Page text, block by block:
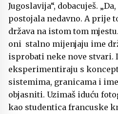
Jugoslavija“, dobacuješ.
postojala nedavno. A prije
država na istom tom
oni stalno mijenjaju ime
isprobati neke nove stvari.
eksperimentiraju s
sistemima, granicama i
objasniti. Uzimaš iduću
kao studentica francuske